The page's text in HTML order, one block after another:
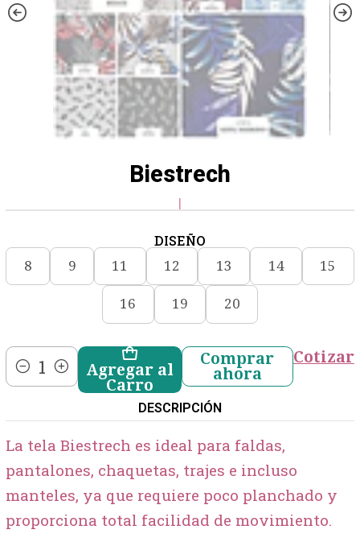
Biestrech
|
DISEÑO
8 9 11 12 13 14 15
16 19 20
Cantidad
Agregar al
Carro
Comprar
ahora
Cotizar
DESCRIPCIÓN
La tela Biestrech es ideal para faldas,
pantalones, chaquetas, trajes e incluso
manteles, ya que requiere poco planchado y
proporciona total facilidad de movimiento.